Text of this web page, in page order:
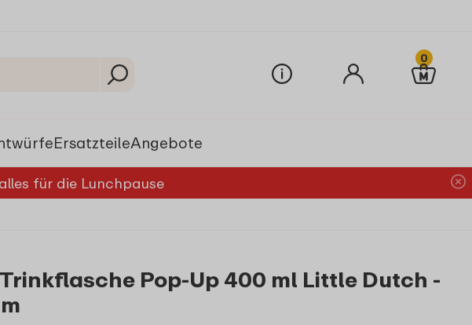
0
ErsatzteileAngebote
für die Lunchpause
Pop-Up 400 ml Little Dutch -